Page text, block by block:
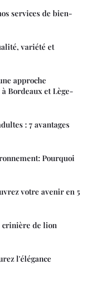
services de bien-
variété et
approche
Bordeaux et Lège-
: 7 avantages
Pourquoi
votre avenir en 5
crinière de lion
l'élégance